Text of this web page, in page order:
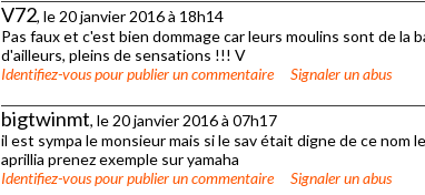
V72, le 20 janvier 2016 à 18h14
Pas faux et c'est bien dommage car leurs moulins sont de
d'ailleurs, pleins de sensations !!! V
Identifiez-vouspour publier un commentaire Signaler un abus
bigtwinmt, le 20 janvier 2016 à 07h17
il est sympa le monsieur mais si le sav était digne de ce nom
aprillia prenez exemple sur yamaha
Identifiez-vouspour publier un commentaire Signaler un abus